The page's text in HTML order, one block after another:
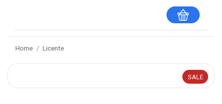
Home / Licente
SALE